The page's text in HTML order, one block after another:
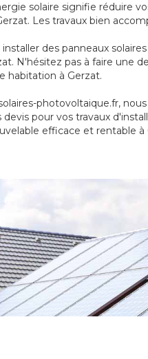
solaire signifie réduire
Les travaux bien
installer des panneaux
N'hésitez pas à faire une
habitation à Gerzat.
photovoltaique.fr,
pour vos travaux
efficace et rentable à